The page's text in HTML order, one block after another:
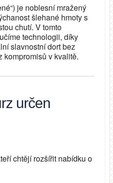
je noblesní mražený
šlehané hmoty s
chutí. V tomto
technologii, díky
slavnostní dort bez
kompromisů v kvalitě.
určen
chtějí rozšířit nabídku o